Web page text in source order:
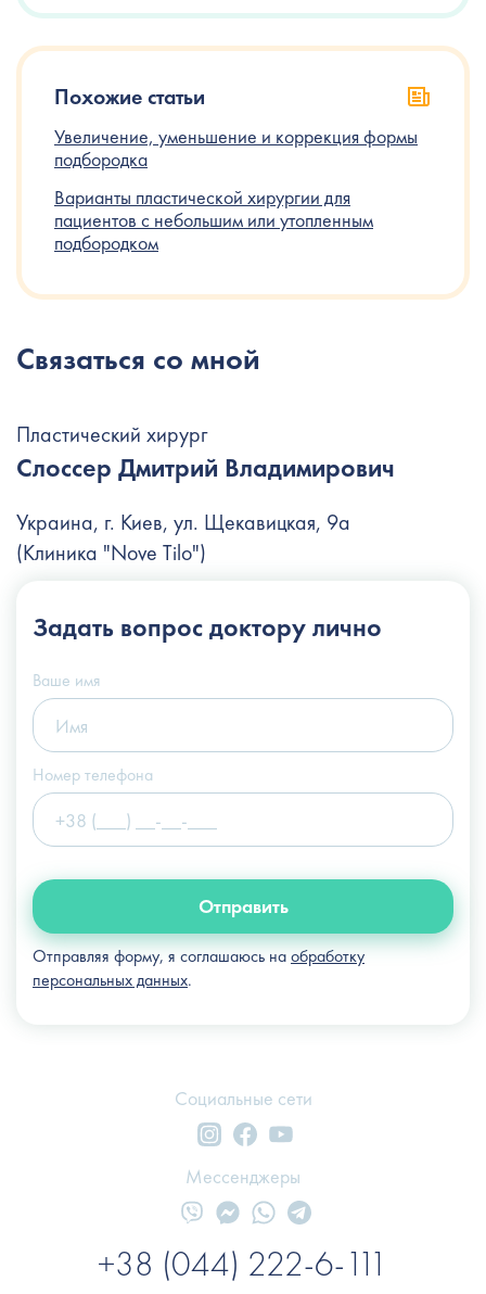
Похожие статьи
Увеличение, уменьшение и коррекция формы
подбородка
Варианты пластической хирургии для
пациентов с небольшим или утопленным
подбородком
Связаться со мной
Пластический хирург
Слоссер Дмитрий Владимирович
Украина, г. Киев, ул. Щекавицкая, 9а
(Клиника "Nove Tilo")
+38 (066) 122-6-111
info@slosser.com.ua
Задать вопросдоктору лично
Ваше имя
Номер телефона
Отправить
Отправляя форму, я соглашаюсь наобработку
персональных данных.
Социальные сети
+38 (044) 222-6-111
Мессенджеры